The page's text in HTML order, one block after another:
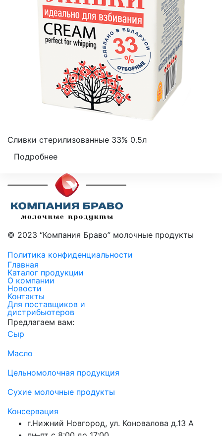
Сливки стерилизованные 33% 0.5л
Подробнее
© 2023 “Компания Браво” молочные продукты
Политика конфиденциальности
Главная
Каталог продукции
О компании
Новости
Контакты
Для поставщиков и
дистрибьютеров
Предлагаем вам:
Сыр
Масло
Цельномолочная продукция
Сухие молочные продукты
Консервация
г.Нижний Новгород, ул. Коновалова д.13 А